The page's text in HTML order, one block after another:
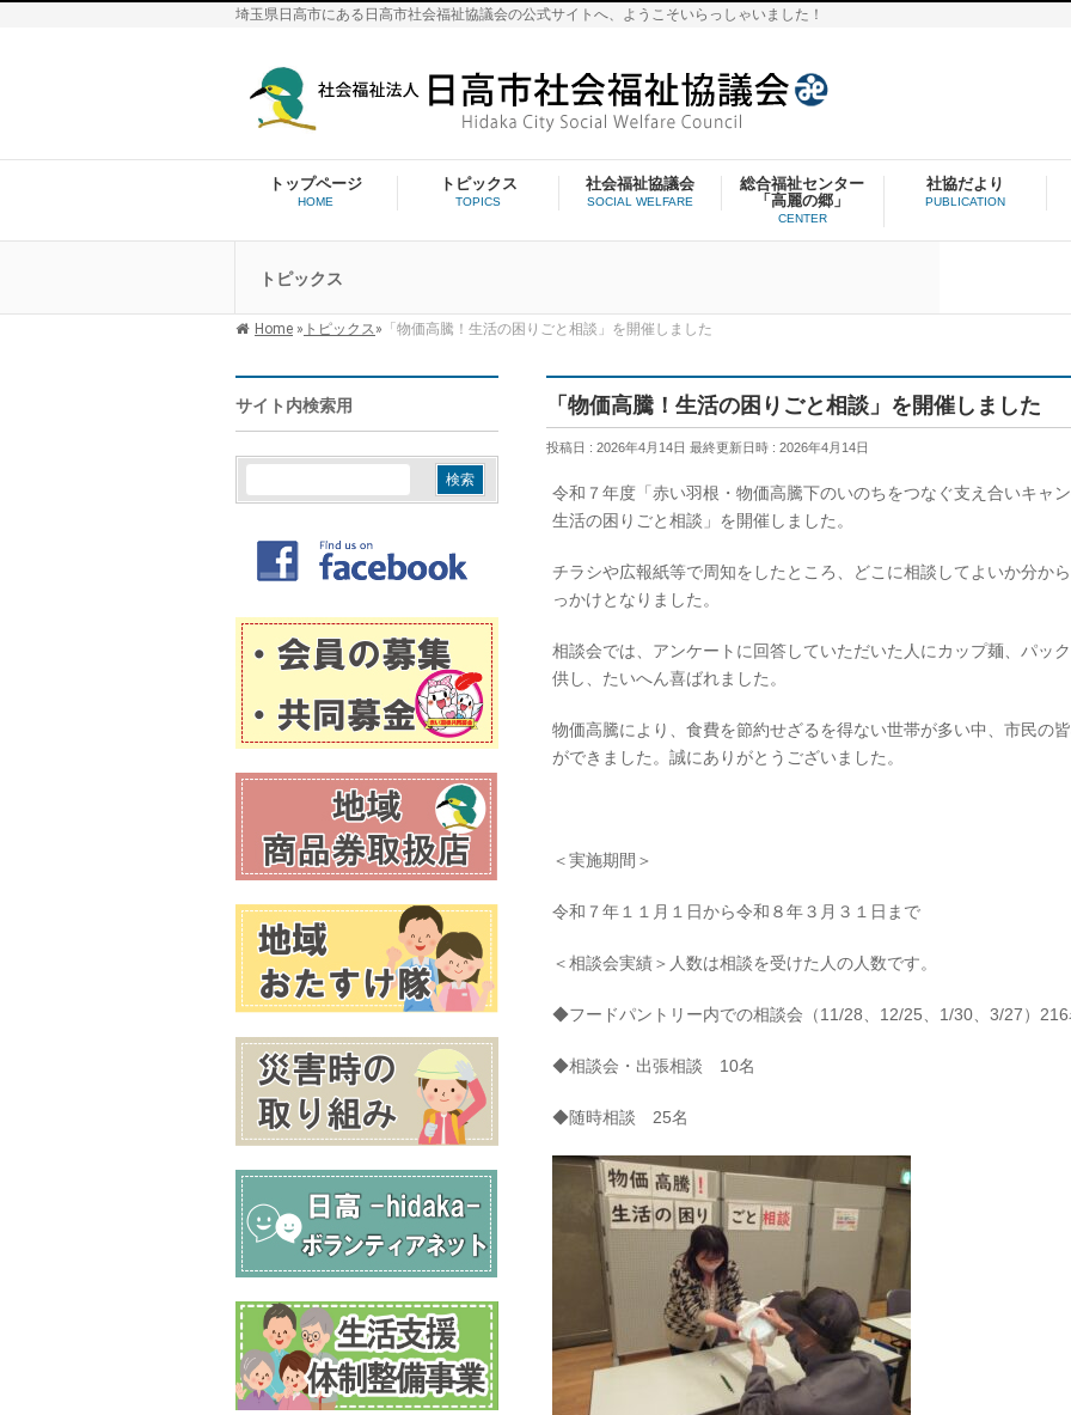
埼玉県日高市にある日高市社会福祉協議会の公式サイトへ、ようこそいらっしゃいました！
トップページ
HOME
トピックス
TOPICS
社会福祉協議会
SOCIAL WELFARE
総合福祉センター
「高麗の郷」
CENTER
社協だより
PUBLICATION
トピックス
Home » トピックス» 「物価高騰！生活の困りごと相談」を開催しました
サイト内検索用
索:
「物価高騰！生活の困りごと相談」を開催しました
投稿日 : 2026年4月14日 最終更新日時 : 2026年4月14日
令和７年度「赤い羽根・物価高騰下のいのちをつなぐ支え合いキャ
生活の困りごと相談」を開催しました。
チラシや広報紙等で周知をしたところ、どこに相談してよいか分か
っかけとなりました。
相談会では、アンケートに回答していただいた人にカップ麺、パッ
供し、たいへん喜ばれました。
物価高騰により、食費を節約せざるを得ない世帯が多い中、市民の
ができました。誠にありがとうございました。
＜実施期間＞
令和７年１１月１日から令和８年３月３１日まで
＜相談会実績＞人数は相談を受けた人の人数です。
◆フードパントリー内での相談会（11/28、12/25、1/30、3/27）216
◆相談会・出張相談 10名
◆随時相談 25名